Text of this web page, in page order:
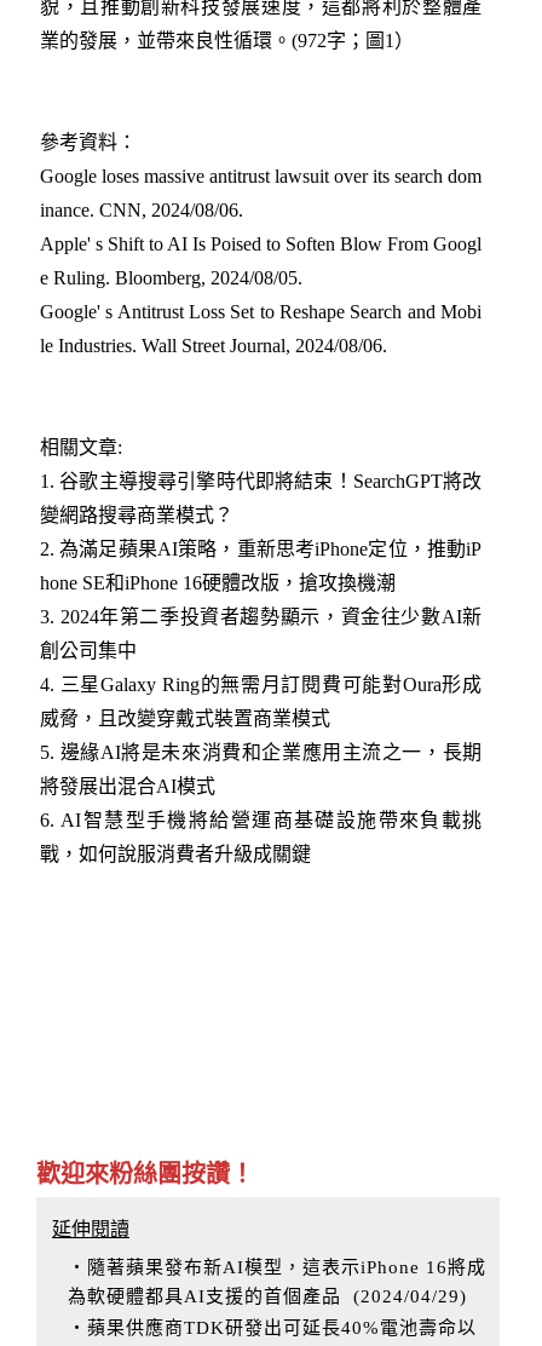
貌，且推動創新科技發展速度，這都將利於整體產
業的發展，並帶來良性循環。(972字；圖1）
參考資料：
Google loses massive antitrust lawsuit over its search dom
inance. CNN, 2024/08/06.
Apple' s Shift to AI Is Poised to Soften Blow From Googl
e Ruling. Bloomberg, 2024/08/05.
Google' s Antitrust Loss Set to Reshape Search and Mobi
le Industries. Wall Street Journal, 2024/08/06.
相關文章:
1 .谷歌主導搜尋引擎時代即將結束！SearchGPT將改
變網路搜尋商業模式？
2.為滿足蘋果AI策略，重新思考iPhone定位，推動iP
hone SE和iPhone 16硬體改版，搶攻換機潮
3. 2024年第二季投資者趨勢顯示，資金往少數AI新
創公司集中
4. 三星Galaxy Ring的無需月訂閱費可能對Oura形成
威脅，且改變穿戴式裝置商業模式
5. 邊緣AI將是未來消費和企業應用主流之一，長期
將發展出混合AI模式
6. AI智慧型手機將給營運商基礎設施帶來負載挑
戰，如何說服消費者升級成關鍵
歡迎來粉絲團按讚！
延伸閱讀
‧隨著蘋果發布新AI模型，這表示iPhone 16將成
為軟硬體都具AI支援的首個產品
(2024/04/29)
‧蘋果供應商TDK研發出可延長40%電池壽命以